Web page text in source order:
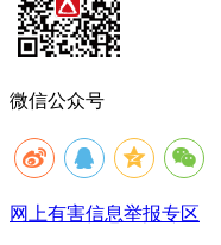
微信公众号
网上有害信息举报专区